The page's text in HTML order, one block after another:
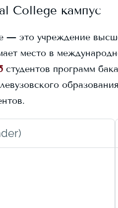
College кампус
— это учреждение
место в
студентов программ